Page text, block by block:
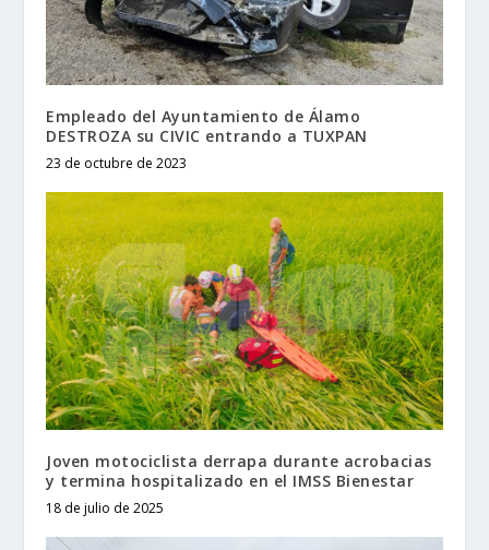
Empleado del Ayuntamiento de Álamo
DESTROZA su CIVIC entrando a TUXPAN
23 de octubre de 2023
Joven motociclista derrapa durante acrobacias
y termina hospitalizado en el IMSS Bienestar
18 de julio de 2025